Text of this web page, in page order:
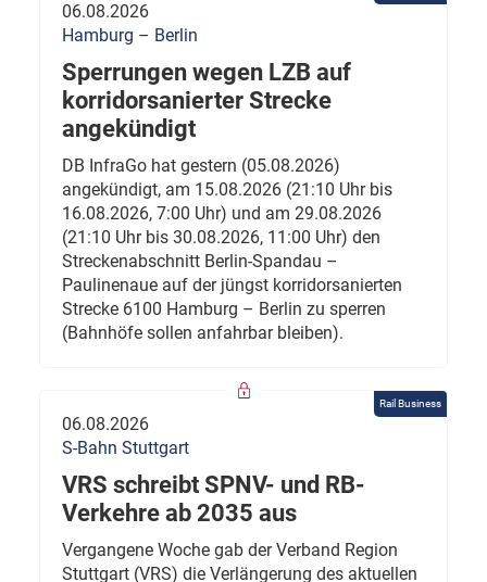
06.08.2026
Hamburg – Berlin
Sperrungen wegen LZB auf
korridorsanierter Strecke
angekündigt
DB InfraGo hat gestern (05.08.2026)
angekündigt, am 15.08.2026 (21:10 Uhr bis
16.08.2026, 7:00 Uhr) und am 29.08.2026
(21:10 Uhr bis 30.08.2026, 11:00 Uhr) den
Streckenabschnitt Berlin-Spandau –
Paulinenaue auf der jüngst korridorsanierten
Strecke 6100 Hamburg – Berlin zu sperren
(Bahnhöfe sollen anfahrbar bleiben).
Rail Business
06.08.2026
S-Bahn Stuttgart
VRS schreibt SPNV- und RB-
Verkehre ab 2035 aus
Vergangene Woche gab der Verband Region
Stuttgart (VRS) die Verlängerung des aktuellen